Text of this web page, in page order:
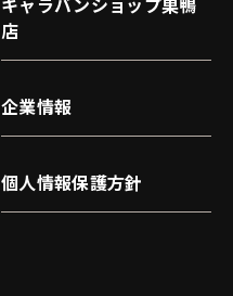
店
企業情報
個人情報保護方針